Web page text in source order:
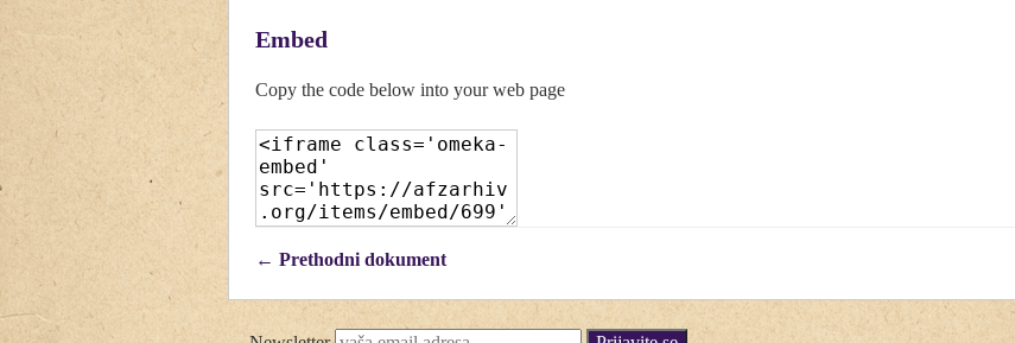
Embed
Copy the code below into your web page
← Prethodni dokument